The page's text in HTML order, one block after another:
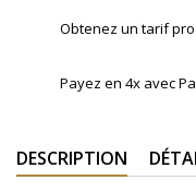
Obtenez un tarif
Payez en 4x avec
DESCRIPTION